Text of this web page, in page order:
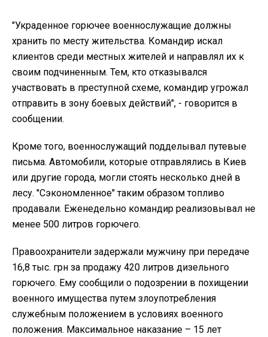
"Украденное горючее военнослужащие должны
хранить по месту жительства. Командир искал
клиентов среди местных жителей и направлял их к
своим подчиненным. Тем, кто отказывался
участвовать в преступной схеме, командир угрожал
отправить в зону боевых действий", - говорится в
сообщении.
Кроме того, военнослужащий подделывал путевые
письма. Автомобили, которые отправлялись в Киев
или другие города, могли стоять несколько дней в
лесу. "Сэкономленное" таким образом топливо
продавали. Еженедельно командир реализовывал не
менее 500 литров горючего.
Правоохранители задержали мужчину при передаче
16,8 тыс. грн за продажу 420 литров дизельного
горючего. Ему сообщили о подозрении в похищении
военного имущества путем злоупотребления
служебным положением в условиях военного
положения. Максимальное наказание – 15 лет